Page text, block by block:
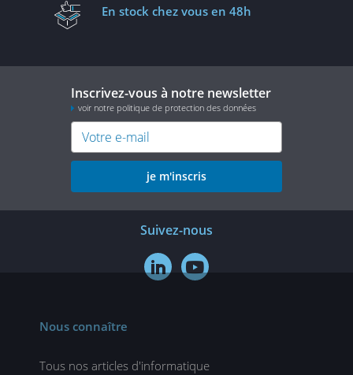
En stock chez vous en 48h
Inscrivez-vous à notre newsletter
voir notre politique de protection des données
je m'inscris
Suivez-nous
 
Nous connaître
Tous nos articles d'informatique